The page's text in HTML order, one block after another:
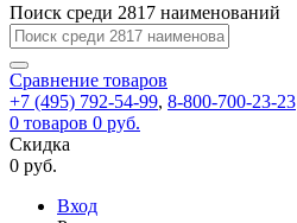
Ок
Запомнить
меня
Забыли
указанный
электронный
перейдя
по
которой
вы
задать
Перейдите
по
для
смены
пароля.
Сменить
Сообщение
пользовательского
Поиск среди 2817 наименований
Сравнение товаров
+7 (495) 792-54-99, 8-800-700-23-23
0 товаров 0 руб.
Скидка
0 руб.
Вход